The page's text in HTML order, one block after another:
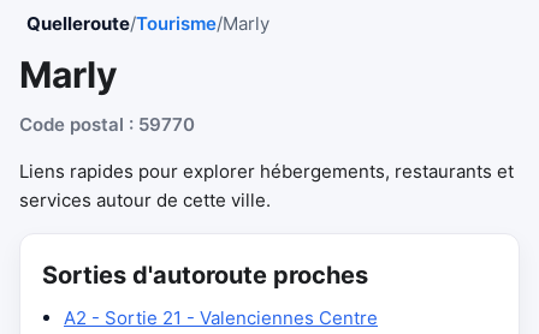
Quelleroute/Tourisme/Marly
Marly
Code postal : 59770
Liens rapides pour explorer hébergements, restaurants et
services autour de cette ville.
Sorties d'autoroute proches
A2 - Sortie 21 - Valenciennes Centre